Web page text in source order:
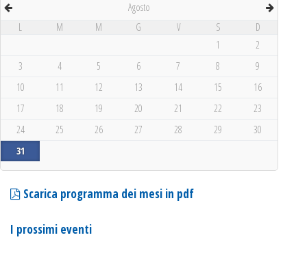
Agosto
L
M M G V S
D
1
2
3
4 5 6 7 8
9
10
11 12 13 14 15
16
17
18 19 20 21 22
23
24
25 26 27 28 29
30
31
Scarica programma dei mesi in pdf
I prossimi eventi